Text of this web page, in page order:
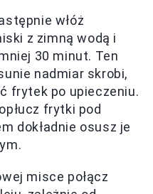
włóż
z zimną wodą i
30 minut. Ten
nadmiar skrobi,
frytek po upieczeniu.
frytki pod
dokładnie osusz je
misce połącz